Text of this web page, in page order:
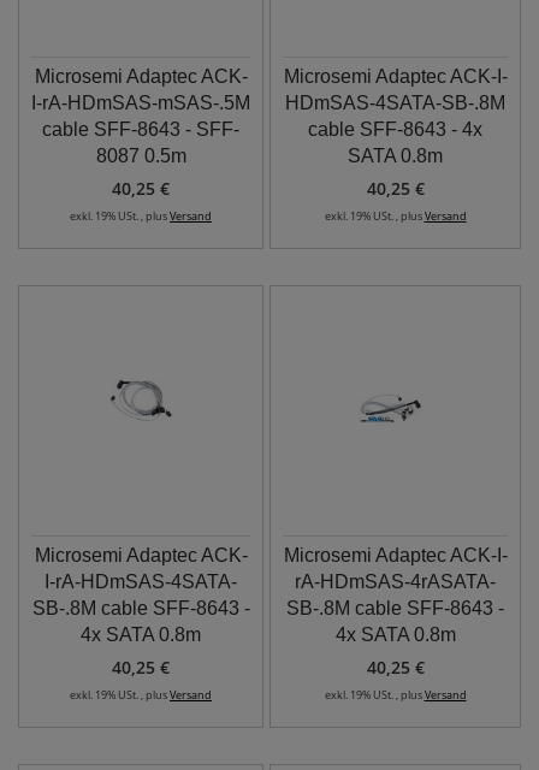
Microsemi Adaptec ACK-
I-rA-HDmSAS-mSAS-.5M
cable SFF-8643 - SFF-
8087 0.5m
40,25 €
exkl. 19% USt. , plusVersand
Microsemi Adaptec ACK-I-
HDmSAS-4SATA-SB-.8M
cable SFF-8643 - 4x
SATA 0.8m
40,25 €
exkl. 19% USt. , plusVersand
Microsemi Adaptec ACK-
I-rA-HDmSAS-4SATA-
SB-.8M cable SFF-8643 -
4x SATA 0.8m
40,25 €
exkl. 19% USt. , plusVersand
Microsemi Adaptec ACK-I-
rA-HDmSAS-4rASATA-
SB-.8M cable SFF-8643 -
4x SATA 0.8m
40,25 €
exkl. 19% USt. , plusVersand